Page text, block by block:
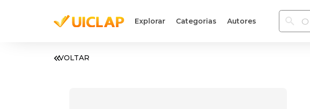
Explorar Categorias Autores
VOLTAR